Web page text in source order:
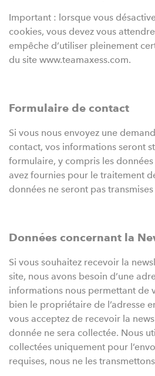
Important : lorsque vous
cookies, vous devez vous
empêche d’utiliser pleinement
du site www.teamaxess.com.
Formulaire de contact
Si vous nous envoyez une
contact, vos informations seront
formulaire, y compris les
avez fournies pour le traitement
données ne seront pas
Données concernant la
Si vous souhaitez recevoir la
site, nous avons besoin d’une
informations nous permettant de
bien le propriétaire de l’adresse
vous acceptez de recevoir la
donnée ne sera collectée. Nous
collectées uniquement pour
requises, nous ne les